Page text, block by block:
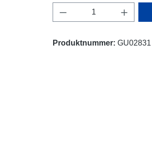
Produkt Anzahl:
Produktnummer: GU02831